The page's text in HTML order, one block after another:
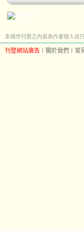
本城市刊登之內容為作者個人自
刊登網站廣告 關於我們 常